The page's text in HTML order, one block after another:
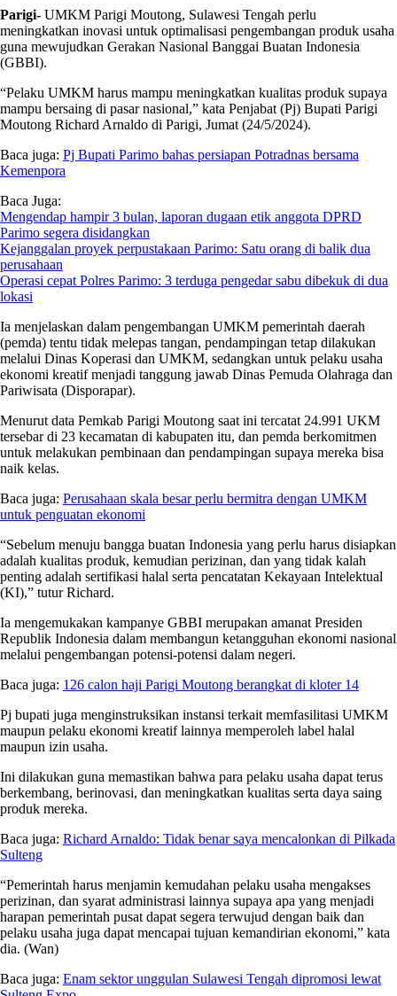
Parigi- UMKM Parigi Moutong, Sulawesi Tengah perlu
meningkatkan inovasi untuk optimalisasi pengembangan produk usaha
guna mewujudkan Gerakan Nasional Banggai Buatan Indonesia
(GBBI).
“Pelaku UMKM harus mampu meningkatkan kualitas produk supaya
mampu bersaing di pasar nasional,” kata Penjabat (Pj) Bupati Parigi
Moutong Richard Arnaldo di Parigi, Jumat (24/5/2024).
Baca juga: Pj Bupati Parimo bahas persiapan Potradnas bersama
Kemenpora
Baca Juga:
Mengendap hampir 3 bulan, laporan dugaan etik anggota DPRD
Parimo segera disidangkan
Kejanggalan proyek perpustakaan Parimo: Satu orang di balik dua
perusahaan
Operasi cepat Polres Parimo: 3 terduga pengedar sabu dibekuk di dua
lokasi
Ia menjelaskan dalam pengembangan UMKM pemerintah daerah
(pemda) tentu tidak melepas tangan, pendampingan tetap dilakukan
melalui Dinas Koperasi dan UMKM, sedangkan untuk pelaku usaha
ekonomi kreatif menjadi tanggung jawab Dinas Pemuda Olahraga dan
Pariwisata (Disporapar).
Menurut data Pemkab Parigi Moutong saat ini tercatat 24.991 UKM
tersebar di 23 kecamatan di kabupaten itu, dan pemda berkomitmen
untuk melakukan pembinaan dan pendampingan supaya mereka bisa
naik kelas.
Baca juga: Perusahaan skala besar perlu bermitra dengan UMKM
untuk penguatan ekonomi
“Sebelum menuju bangga buatan Indonesia yang perlu harus disiapkan
adalah kualitas produk, kemudian perizinan, dan yang tidak kalah
penting adalah sertifikasi halal serta pencatatan Kekayaan Intelektual
(KI),” tutur Richard.
Ia mengemukakan kampanye GBBI merupakan amanat Presiden
Republik Indonesia dalam membangun ketangguhan ekonomi nasional
melalui pengembangan potensi-potensi dalam negeri.
Baca juga: 126 calon haji Parigi Moutong berangkat di kloter 14
Pj bupati juga menginstruksikan instansi terkait memfasilitasi UMKM
maupun pelaku ekonomi kreatif lainnya memperoleh label halal
maupun izin usaha.
Ini dilakukan guna memastikan bahwa para pelaku usaha dapat terus
berkembang, berinovasi, dan meningkatkan kualitas serta daya saing
produk mereka.
Baca juga: Richard Arnaldo: Tidak benar saya mencalonkan di Pilkada
Sulteng
“Pemerintah harus menjamin kemudahan pelaku usaha mengakses
perizinan, dan syarat administrasi lainnya supaya apa yang menjadi
harapan pemerintah pusat dapat segera terwujud dengan baik dan
pelaku usaha juga dapat mencapai tujuan kemandirian ekonomi,” kata
dia. (Wan)
Baca juga: Enam sektor unggulan Sulawesi Tengah dipromosi lewat